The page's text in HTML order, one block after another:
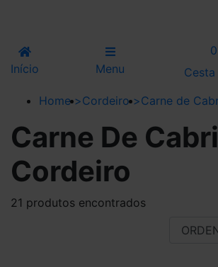
Início Menu
0
Cesta
Home>Cordeiro>Carne de
Carne De
Cordeiro
21 produtos encontrados